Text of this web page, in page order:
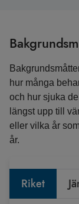
hur många
och hur sjuka
längst upp till
eller vilka år
år.
Riket